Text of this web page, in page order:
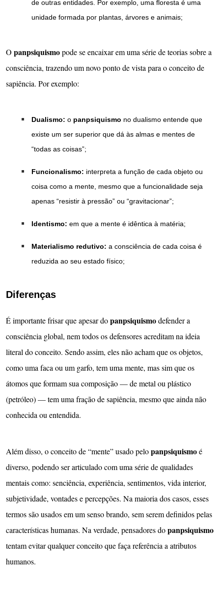
de outras entidades. Por exemplo, uma floresta é uma
unidade formada por plantas, árvores e animais;
O panpsiquismopode se encaixar em uma série de teorias sobre a
consciência, trazendo um novo ponto de vista para o conceito de
sapiência. Por exemplo:
Dualismo: o panpsiquismo no dualismo entende que
existe um ser superior que dá às almas e mentes de
“todas as coisas”;
Funcionalismo: interpreta a função de cada objeto ou
coisa como a mente, mesmo que a funcionalidade seja
apenas “resistir à pressão” ou “gravitacionar”;
Identismo: em que a mente é idêntica à matéria;
Materialismo redutivo: a consciência de cada coisa é
reduzida ao seu estado físico;
Diferenças
É importante frisar que apesar dopanpsiquismodefender a
consciência global, nem todos os defensores acreditam na ideia
literal do conceito. Sendo assim, eles não acham que os objetos,
como uma faca ou um garfo, tem uma mente, mas sim que os
átomos que formam sua composição — de metal ou plástico
(petróleo) — tem uma fração de sapiência, mesmo que ainda não
conhecida ou entendida.
Além disso, o conceito de “mente” usado pelopanpsiquismoé
diverso, podendo ser articulado com uma série de qualidades
mentais como: senciência, experiência, sentimentos, vida interior,
subjetividade, vontades e percepções. Na maioria dos casos, esses
termos são usados em um senso brando, sem serem definidos pelas
características humanas. Na verdade, pensadores dopanpsiquismo
tentam evitar qualquer conceito que faça referência a atributos
humanos.